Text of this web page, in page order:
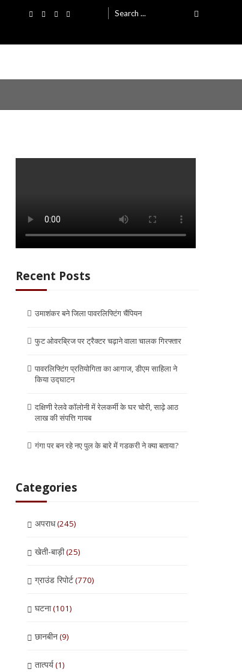
Search
for:
Recent Posts
उमाशंकर बने जिला पावरलिफ्टिंग चैंपियन
फुट ओवरब्रिज पर ट्रैक्टर चढ़ाने वाला चालक गिरफ्तार
पावरलिफ्टिंग प्रतियोगिता का आगाज, डीएम साहिला ने
किया उद्घाटन
दक्षिणी रेलवे कॉलोनी में रेलकर्मी के घर चोरी, साढ़े आठ
लाख की संपत्ति गायब
गंगा पर बन रहे नए पुल के बारे में गडकरी ने क्या बताया?
Categories
अपराध(245)
खेती-बाड़ी(25)
ग्राउंड रिपोर्ट(770)
घटना(101)
छानबीन(9)
तात्पर्य(1)